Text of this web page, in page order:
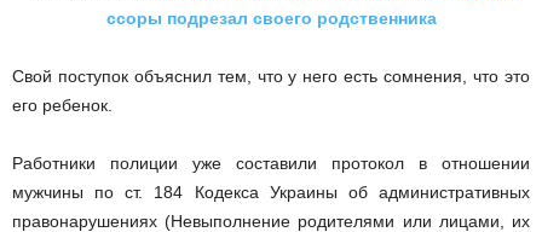
ссоры подрезал своего родственника
Свой поступок объяснил тем, что у него есть сомнения, что это
его ребенок.
Работники полиции уже составили протокол в отношении
мужчины по ст. 184 Кодекса Украины об административных
правонарушениях (Невыполнение родителями или лицами, их